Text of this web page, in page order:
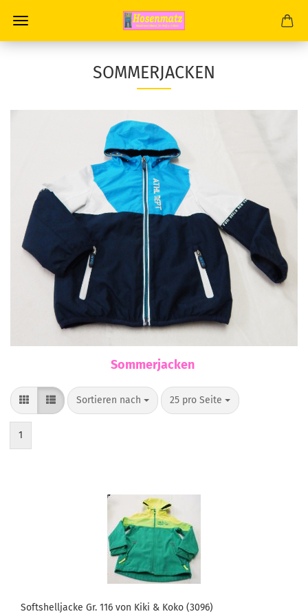
SOMMERJACKEN
Sommerjacken
Sortieren nach
Sortieren nach 25 pro Seite
pro Seite
1
Softshelljacke Gr. 116 von Kiki & Koko (3096)